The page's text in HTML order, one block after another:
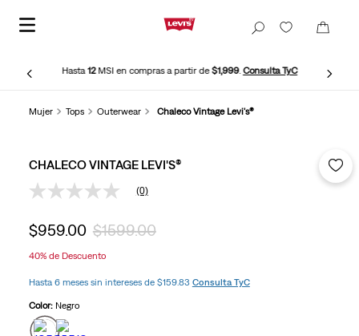
Hasta12MSI en compras a partir de$1,999.Consulta TyC
Mujer Tops Outerwear Chaleco Vintage Levi's®
CHALECO VINTAGE LEVI'S®
Sin
Enlace
en
misma
(0)
$959.00 $1599.00
40%de Descuento
Hasta 6 meses sin intereses de $159.83 Consulta TyC
Color: Negro